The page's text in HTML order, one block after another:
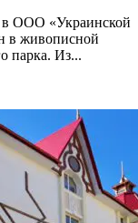
в ООО «Украинской
в живописной
парка. Из...